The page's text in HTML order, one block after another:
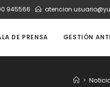
945566
DE PRENSA GESTIÓN
>